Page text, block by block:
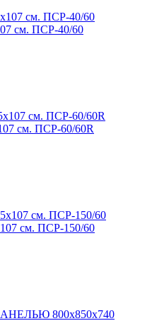
см. ПСР-40/60
см. ПСР-60/60R
см. ПСР-150/60